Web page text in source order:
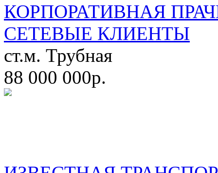
КОРПОРАТИВНАЯ
СЕТЕВЫЕ КЛИЕНТЫ
ст.м. Трубная
88 000 000р.